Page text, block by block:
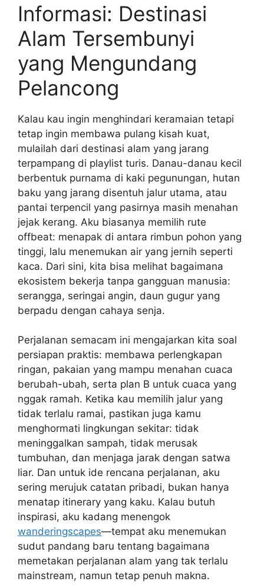
Informasi: Destinasi
Alam Tersembunyi
yang Mengundang
Pelancong
Kalau kau ingin menghindari keramaian tetapi
tetap ingin membawa pulang kisah kuat,
mulailah dari destinasi alam yang jarang
terpampang di playlist turis. Danau-danau kecil
berbentuk purnama di kaki pegunungan, hutan
baku yang jarang disentuh jalur utama, atau
pantai terpencil yang pasirnya masih menahan
jejak kerang. Aku biasanya memilih rute
offbeat: menapak di antara rimbun pohon yang
tinggi, lalu menemukan air yang jernih seperti
kaca. Dari sini, kita bisa melihat bagaimana
ekosistem bekerja tanpa gangguan manusia:
serangga, seringai angin, daun gugur yang
berpadu dengan cahaya senja.
Perjalanan semacam ini mengajarkan kita soal
persiapan praktis: membawa perlengkapan
ringan, pakaian yang mampu menahan cuaca
berubah-ubah, serta plan B untuk cuaca yang
nggak ramah. Ketika kau memilih jalur yang
tidak terlalu ramai, pastikan juga kamu
menghormati lingkungan sekitar: tidak
meninggalkan sampah, tidak merusak
tumbuhan, dan menjaga jarak dengan satwa
liar. Dan untuk ide rencana perjalanan, aku
sering merujuk catatan pribadi, bukan hanya
menatap itinerary yang kaku. Kalau butuh
inspirasi, aku kadang menengok
wanderingscapes—tempat aku menemukan
sudut pandang baru tentang bagaimana
memetakan perjalanan alam yang tak terlalu
mainstream, namun tetap penuh makna.